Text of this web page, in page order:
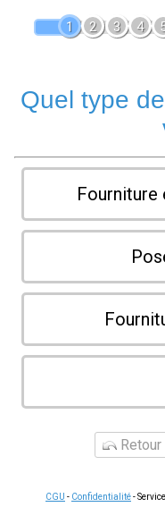
1 2 3 4
Quel type
Fourniture
CGU - Confidentialité-